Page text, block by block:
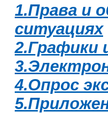
1.Права и
ситуациях
4.Опрос